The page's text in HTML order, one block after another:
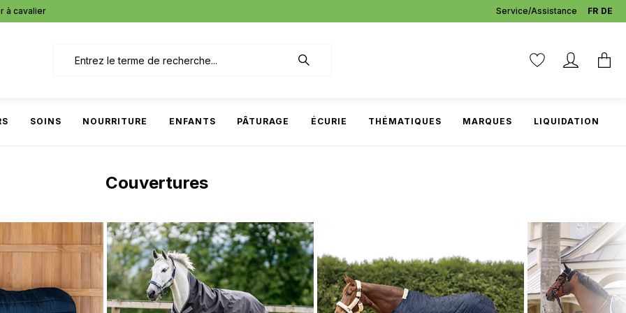
à cavalier Service/Assistance DE
FR
SOINS NOURRITURE ENFANTS PÂTURAGE ÉCURIE THÉMATIQUES MARQUES LIQUIDATION
Couvertures